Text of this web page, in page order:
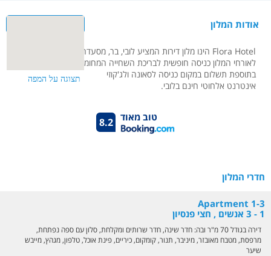
אודות המלון
Flora Hotel הינו מלון דירות המציע לובי, בר, מסעדה, מעלית, חדר כנסים,
לאורחי המלון כניסה חופשית לבריכת השחייה המחוממת וחדר כושר,
בתוספת תשלום במקום כניסה לסאונה ולג'קוזי
אינטרנט אלחוטי חינם בלובי.
8.2 טוב מאוד
חדרי המלון
Apartment 1-3
1 - 3 אנשים , חצי פנסיון
דירה בגודל 70 מ"ר ובה: חדר שינה, חדר שרותים ומקלחת, סלון עם ספה נפתחת,
מרפסת, מטבח מאובזר, מיניבר, תנור, קומקום, כיריים, פינת אוכל, טלפון, מגהץ, מייבש
שיער